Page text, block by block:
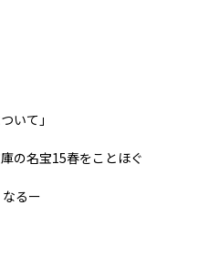
いて」
の名宝15春をことほぐ
るー